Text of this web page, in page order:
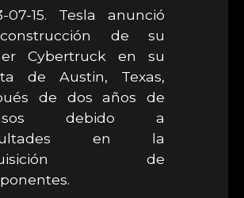
07-15. Tesla anunció
de su
Cybertruck en su
de Austin, Texas,
de dos años de
debido a
en la
de